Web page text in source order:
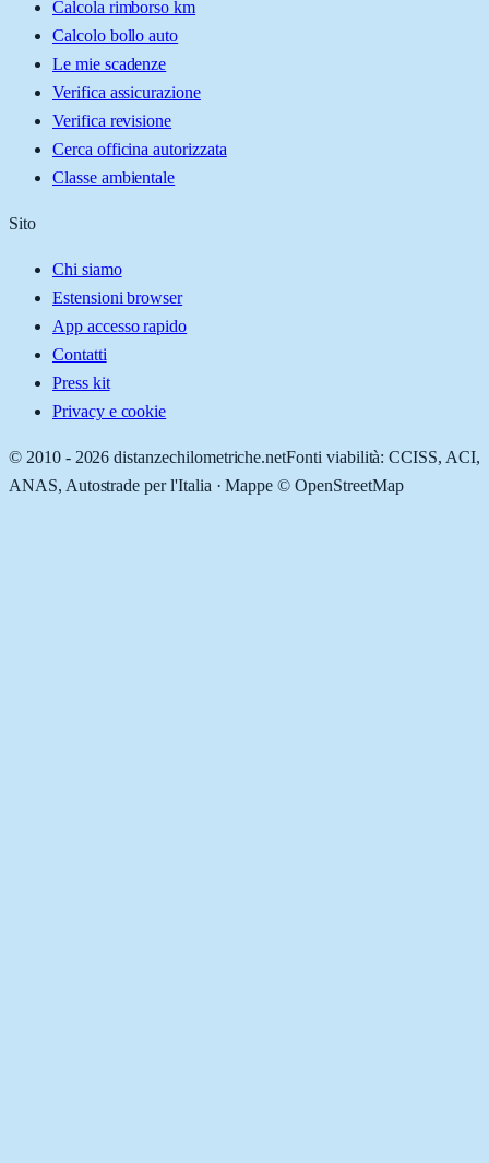
Calcola rimborso km
Calcolo bollo auto
Le mie scadenze
Verifica assicurazione
Verifica revisione
Cerca officina autorizzata
Classe ambientale
Sito
Chi siamo
Estensioni browser
App accesso rapido
Contatti
Press kit
Privacy e cookie
© 2010 - 2026 distanzechilometriche.netFonti viabilità: CCISS, ACI,
ANAS, Autostrade per l'Italia · Mappe © OpenStreetMap